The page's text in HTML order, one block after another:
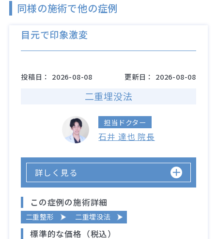
同様の施術で他の症例
目元で印象激変
投稿日： 2026-08-08 更新日： 2026-08-08
二重埋没法
担当ドクター
石井 達也 院長
詳しく見る
この症例の施術詳細
二重整形 二重埋没法
標準的な価格（税込）